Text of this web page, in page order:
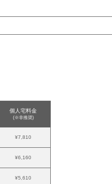
個人宅料金
(※非推奨)
¥7,810
¥6,160
¥5,610